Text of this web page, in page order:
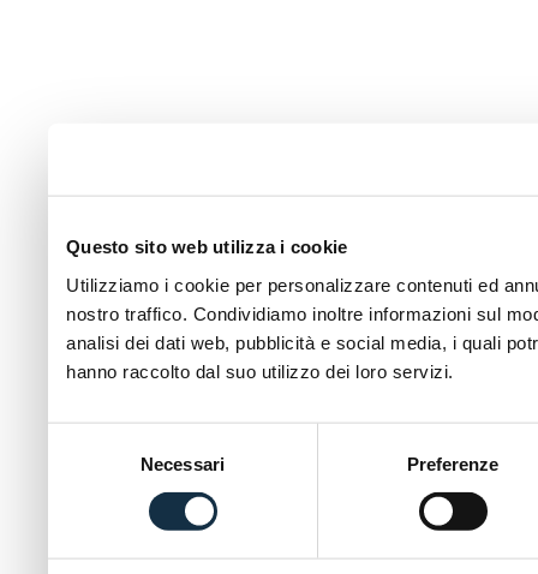
Questo sito web utilizza i cookie
Utilizziamo i cookie per personalizzare contenuti ed
nostro traffico. Condividiamo inoltre informazioni sul
analisi dei dati web, pubblicità e social media, i quali
hanno raccolto dal suo utilizzo dei loro servizi.
Necessari Preferenze